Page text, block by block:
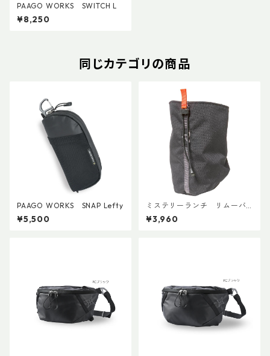
PAAGO WORKS SWITCH L
¥8,250
同じカテゴリの商品
PAAGO WORKS SNAP Lefty
¥5,500
ミステリーランチ リムーバ
ブルウォーターボトルポケッ
ト
¥3,960